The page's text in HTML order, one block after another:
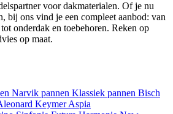
voor dakmaterialen. Of je nu
bij ons vind je een compleet aanbod: van
onderdak en toebehoren. Reken op
op maat.
Narvik pannen Klassiek pannen Bisch
KeymerAspia